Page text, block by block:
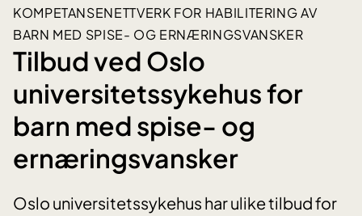
KOMPETANSENETTVERK FOR HABILITERING AV
BARN MED SPISE- OG ERNÆRINGSVANSKER
Tilbud ved Oslo
universitetssykehus for
barn med spise- og
ernæringsvansker
Oslo universitetssykehus har ulike tilbud for